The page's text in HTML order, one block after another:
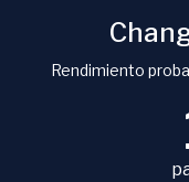
Rendimiento